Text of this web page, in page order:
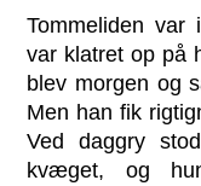
Tommeliden
var klatret op på
blev morgen og
Men han fik
Ved daggry
kvæget, og